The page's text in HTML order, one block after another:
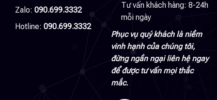
Zalo: 090.699.3332
Hotline: 090.699.3332
Tư vấn khách hàng: 8-24h
mỗi ngày
Phục vụ quý khách là niềm
vinh hạnh của chúng tôi,
đừng ngần ngại liên hệ ngay
để được tư vấn mọi thắc
mắc.